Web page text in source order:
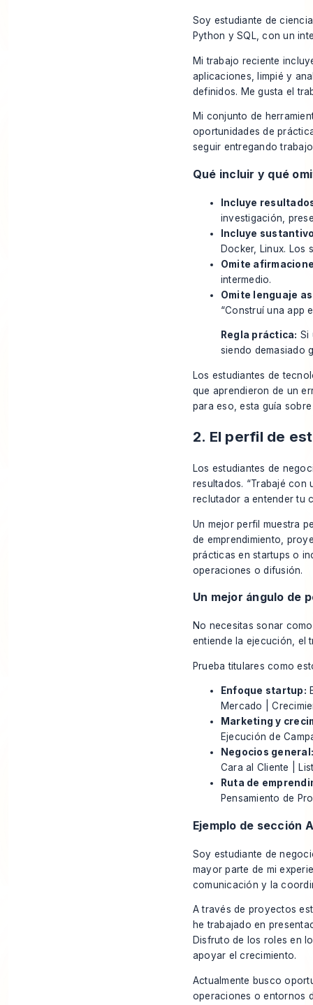
Soy estudiante de
Python y SQL, con un
Mi trabajo reciente
aplicaciones, limpié y
definidos. Me gusta el
Mi conjunto de
oportunidades de
seguir entregando
Qué incluir y qué
Incluye
investigación,
Incluye
Docker, Linux. Los
Omite
intermedio.
Omite lenguaje
“Construí una app
Regla práctica: Si
siendo demasiado
Los estudiantes de
que aprendieron de un
para eso, esta guía
2. El perfil de
Los estudiantes de
resultados. “Trabajé con
reclutador a entender tu
Un mejor perfil muestra
de emprendimiento,
prácticas en startups o
operaciones o difusión.
Un mejor ángulo de
No necesitas sonar
entiende la ejecución, el
Prueba titulares como
Enfoque startup:
Mercado |
Marketing y
Ejecución de
Negocios
Cara al Cliente |
Ruta de
Pensamiento de
Ejemplo de sección
Soy estudiante de
mayor parte de mi
comunicación y la
A través de proyectos
he trabajado en
Disfruto de los roles en
apoyar el crecimiento.
Actualmente busco
operaciones o entornos